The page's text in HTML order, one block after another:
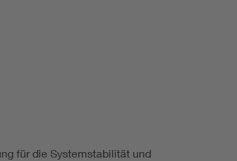
für die Systemstabilität und